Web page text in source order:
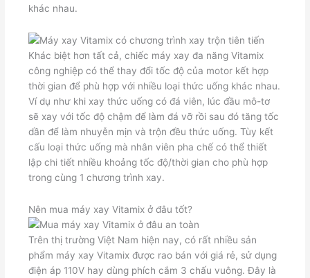
khác nhau.
Khác biệt hơn tất cả, chiếc máy xay đa năng Vitamix
công nghiệp có thể thay đổi tốc độ của motor kết hợp
thời gian để phù hợp với nhiều loại thức uống khác nhau.
Ví dụ như khi xay thức uống có đá viên, lúc đầu mô-tơ
sẽ xay với tốc độ chậm để làm đá vỡ rồi sau đó tăng tốc
dần để làm nhuyễn mịn và trộn đều thức uống. Tùy kết
cấu loại thức uống mà nhân viên pha chế có thể thiết
lập chi tiết nhiều khoảng tốc độ/thời gian cho phù hợp
trong cùng 1 chương trình xay.
Nên mua máy xay Vitamix ở đâu tốt?
Trên thị trường Việt Nam hiện nay, có rất nhiều sản
phẩm máy xay Vitamix được rao bán với giá rẻ, sử dụng
điện áp 110V hay dùng phích cắm 3 chấu vuông. Đây là